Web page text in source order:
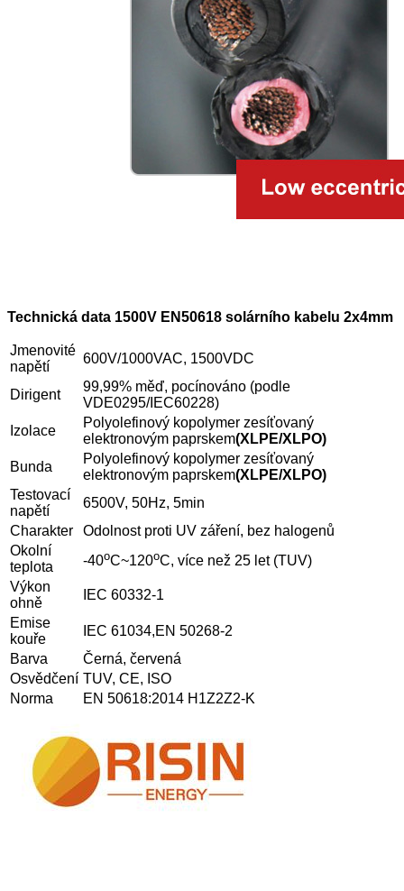
Technická data 1500V EN50618 solárního kabelu 2x4mm
Jmenovité
napětí
600V/1000VAC, 1500VDC
Dirigent
99,99% měď, pocínováno (podle
VDE0295/IEC60228)
Izolace
Polyolefinový kopolymer zesíťovaný
elektronovým paprskem(XLPE/XLPO)
Bunda
Polyolefinový kopolymer zesíťovaný
elektronovým paprskem(XLPE/XLPO)
Testovací
napětí
6500V, 50Hz, 5min
Charakter
Odolnost proti UV záření, bez halogenů
Okolní
teplota
-40oC~120oC, více než 25 let (TUV)
Výkon
ohně
IEC 60332-1
Emise
kouře
IEC 61034,EN 50268-2
Barva
Černá, červená
Osvědčení TUV, CE, ISO
Norma
EN 50618:2014 H1Z2Z2-K